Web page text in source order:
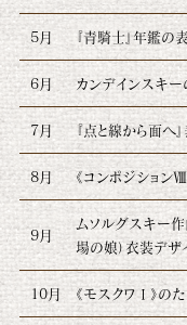
5月 『青騎士』年鑑の
6月 カンデインスキ
7月 『点と線から面へ
8月 《コンポジション
9月
ムソルグスキー作
場の娘）衣装デザ
10月 《モスクワⅠ》の